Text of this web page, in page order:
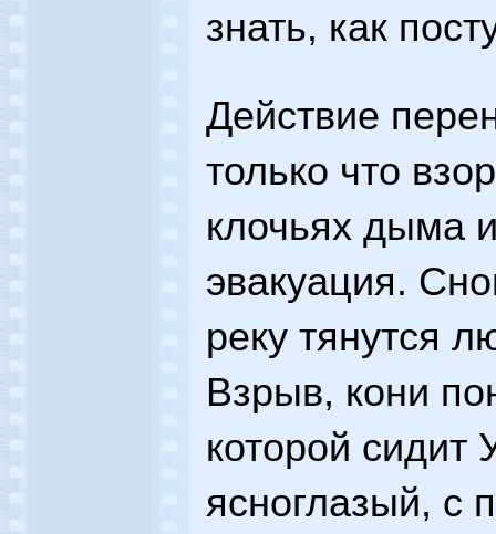
знать, как
Действие
только что
клочьях дыма
эвакуация.
реку тянутся
Взрыв, кони
которой сидит
ясноглазый, с